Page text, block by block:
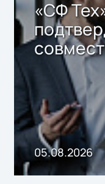
«СФ
Storage
05.08.2026